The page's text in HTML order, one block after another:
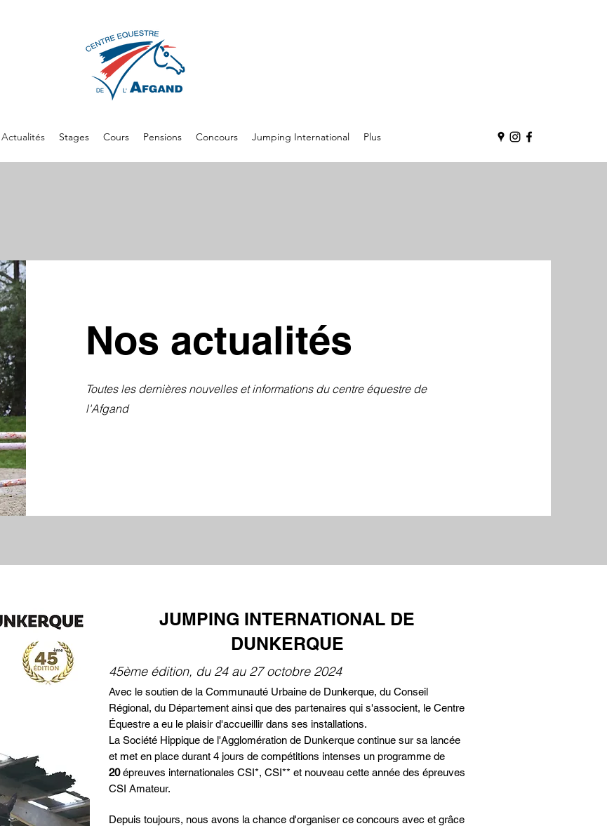
Actualités Stages Cours Pensions Concours Jumping International Plus
Nos actualités
Toutes les dernières nouvelles et informations du centre équestre de
l'Afgand
JUMPING INTERNATIONAL DE
DUNKERQUE
45ème édition, du 24 au 27 octobre 2024
Avec le soutien de la Communauté Urbaine de Dunkerque, du Conseil
Régional, du Département ainsi que des partenaires qui s'associent, le Centre
Équestre a eu le plaisir d'accueillir dans ses installations.
La Société Hippique de l'Agglomération de Dunkerque continue sur sa lancée
et met en place durant 4 jours de compétitions intenses un programme de
20épreuves internationales CSI*, CSI** et nouveau cette année des épreuves
CSI Amateur.
Depuis toujours, nous avons la chance d'organiser ce concours avec et grâce